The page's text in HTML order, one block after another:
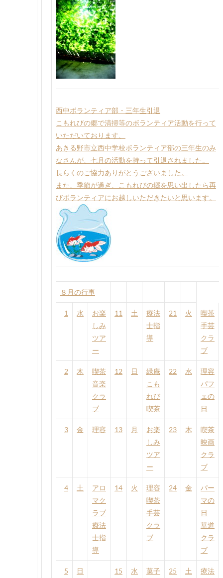
西中ボランティア部・三年生引退
こもれびの郷で清掃等のボランティア活動を行って
いただいております、
あきる野市立西中学校ボランティア部の三年生のみ
なさんが、七月の活動を持って引退されました。
長らくのご協力ありがとうございました。
また、季節が過ぎ、こもれびの郷を思い出したら再
びボランティアにお越しいただきたいと思います。
８月の行事
1 水
お楽
しみ
ツア
ー
11 土
療法
士指
導
21 火
喫茶
手芸
クラ
ブ
2 木
喫茶
音楽
クラ
ブ
12 日
緑庵
こも
れび
喫茶
22 水
理容
パフ
ェの
日
3 金 理容 13 月
お楽
しみ
ツア
ー
23 木
喫茶
映画
クラ
ブ
4 土
アロ
マク
ラブ
療法
士指
導
14 火
理容
喫茶
手芸
クラ
ブ
24 金
パー
マの
日
華道
クラ
ブ
5 日 15 水
菓子
25 土
療法